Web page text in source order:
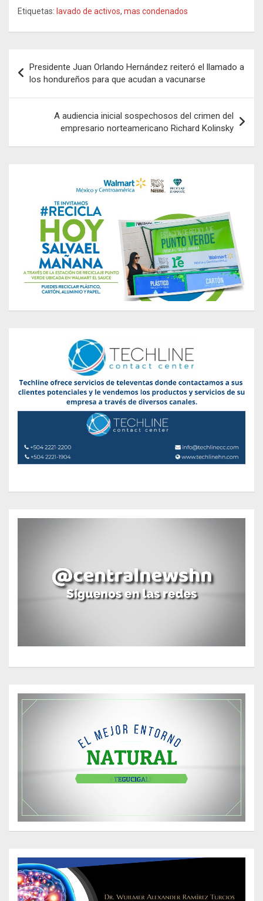
Etiquetas: lavado de activos, mas condenados
de
entradas
Presidente Juan Orlando Hernández reiteró el llamado a
los hondureños para que acudan a vacunarse
A audiencia inicial sospechosos del crimen del
empresario norteamericano Richard Kolinsky